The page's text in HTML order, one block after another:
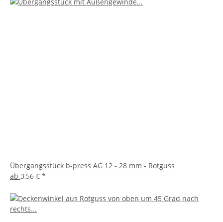
Übergangsstück b-press AG 12 - 28 mm - Rotguss
ab 3,56 € *